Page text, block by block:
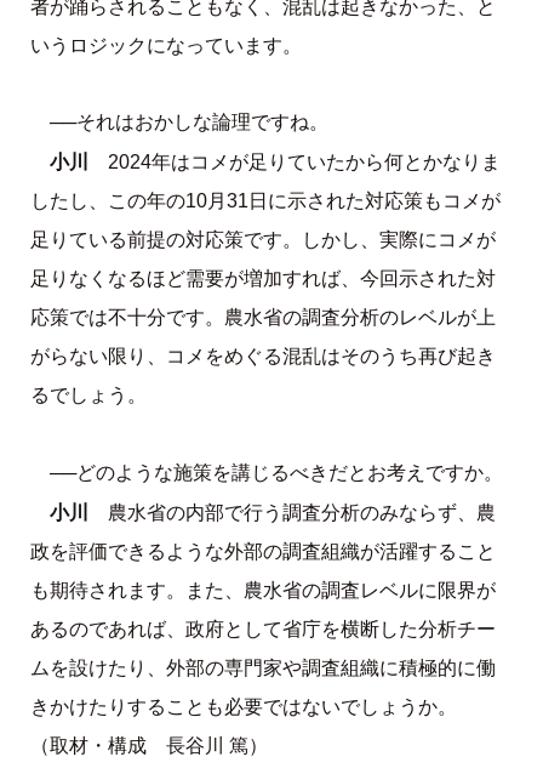
者が踊らされることもなく、混乱は起きなかった、と
いうロジックになっています。
──それはおかしな論理ですね。
小川
2024年はコメが足りていたから何とかなりま
したし、この年の10月31日に示された対応策もコメが
足りている前提の対応策です。しかし、実際にコメが
足りなくなるほど需要が増加すれば、今回示された対
応策では不十分です。農水省の調査分析のレベルが上
がらない限り、コメをめぐる混乱はそのうち再び起き
るでしょう。
──どのような施策を講じるべきだとお考えですか。
小川
農水省の内部で行う調査分析のみならず、農
政を評価できるような外部の調査組織が活躍すること
も期待されます。また、農水省の調査レベルに限界が
あるのであれば、政府として省庁を横断した分析チー
ムを設けたり、外部の専門家や調査組織に積極的に働
きかけたりすることも必要ではないでしょうか。
（取材・構成 長谷川 篤）